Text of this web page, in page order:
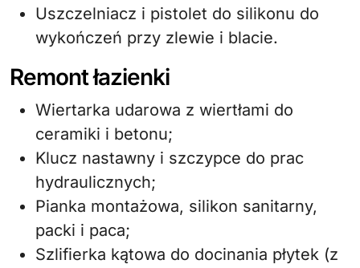
Uszczelniacz i pistolet do silikonu do
wykończeń przy zlewie i blacie.
Remont łazienki
Wiertarka udarowa z wiertłami do
ceramiki i betonu;
Klucz nastawny i szczypce do prac
hydraulicznych;
Pianka montażowa, silikon sanitarny,
packi i paca;
Szlifierka kątowa do docinania płytek (z